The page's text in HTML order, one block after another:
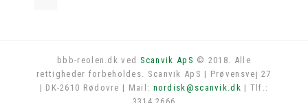
bbb-reolen.dk ved Scanvik ApS © 2018. Alle
rettigheder forbeholdes. Scanvik ApS | Prøvensvej 27
| DK-2610 Rødovre | Mail: nordisk@scanvik.dk | Tlf.:
Log in